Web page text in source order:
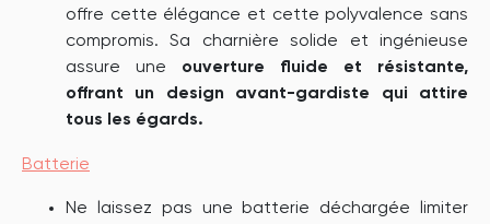
offre cette élégance et cette polyvalence sans
compromis. Sa charnière solide et ingénieuse
assure une ouverture fluide et résistante,
offrant un design avant-gardiste qui attire
tous les égards.
Batterie
Ne laissez pas une batterie déchargée limiter